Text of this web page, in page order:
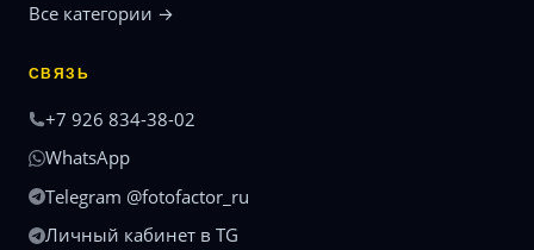
Все категории →
СВЯЗЬ
+7 926 834-38-02
WhatsApp
Telegram @fotofactor_ru
Личный кабинет в TG